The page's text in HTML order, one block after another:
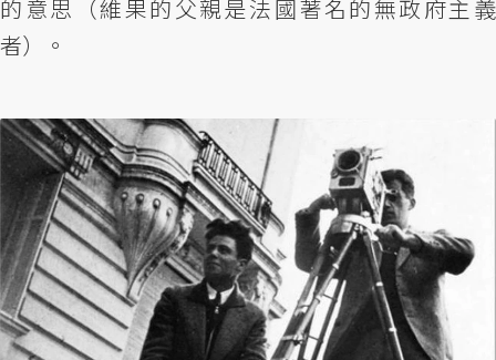
的意思（維果的父親是法國著名的無政府主義
者）。